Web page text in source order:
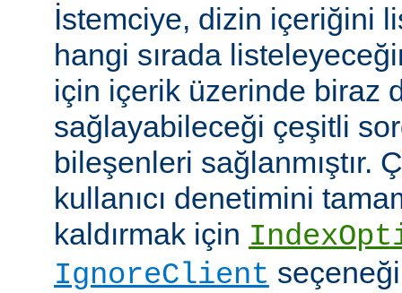
İstemciye, dizin içeriğini
hangi sırada
için içerik üzerinde biraz
sağlayabileceği çeşitli
bileşenleri sağlanmıştır.
kullanıcı denetimini
kaldırmak için
IgnoreClient